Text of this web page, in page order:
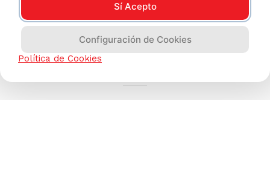
Sí Acepto
Configuración de Cookies
Política de Cookies